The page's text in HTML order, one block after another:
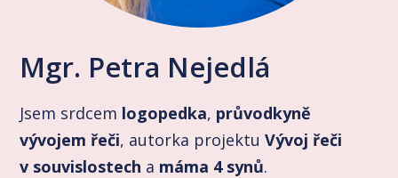
Mgr. Petra Nejedlá
Jsem srdcem logopedka, průvodkyně
vývojem řeči, autorka projektuVývoj řeči
v souvislostech a máma 4 synů.